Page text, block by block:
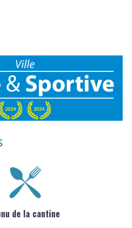
de la cantine